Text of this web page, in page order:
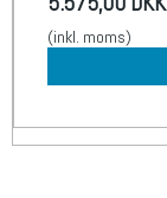
(inkl. moms)